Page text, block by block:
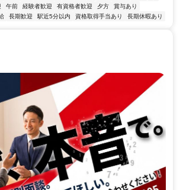
午前 経験者歓迎 有資格者歓迎 夕方
賞与あり
長期歓迎 駅近5分以内 資格取得手当あり 長期休暇あり